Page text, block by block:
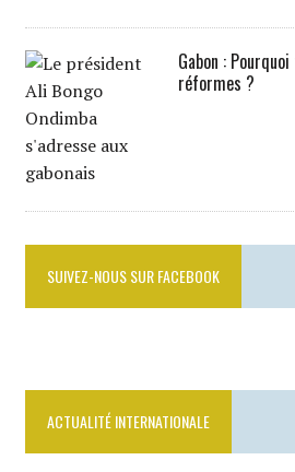
Gabon :
réformes ?
SUIVEZ-NOUS SUR FACEBOOK
ACTUALITÉ INTERNATIONALE